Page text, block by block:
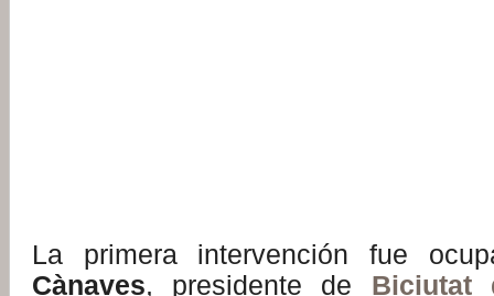
La primera intervención fue
Cànaves, presidente de Biciutat